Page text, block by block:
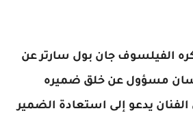
الفيلسوف جان بول سارتر عن
مسؤول عن خلق ضميره
يدعو إلى استعادة الضمير